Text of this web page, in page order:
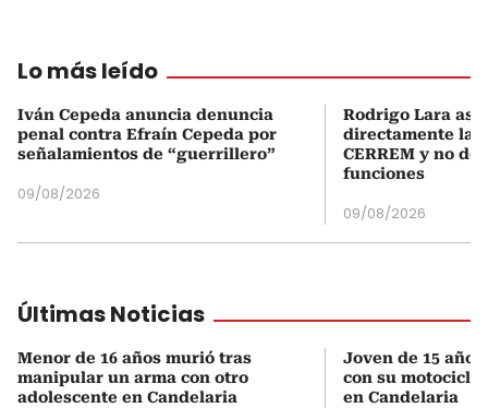
Lo más leído
Iván Cepeda anuncia denuncia
penal contra Efraín Cepeda por
señalamientos de “guerrillero”
09/08/2026
Rodrigo Lara
directamente la
CERREM y no
funciones
09/08/2026
Últimas Noticias
Menor de 16 años murió tras
manipular un arma con otro
adolescente en Candelaria
Joven de 15
con su
en Candelaria